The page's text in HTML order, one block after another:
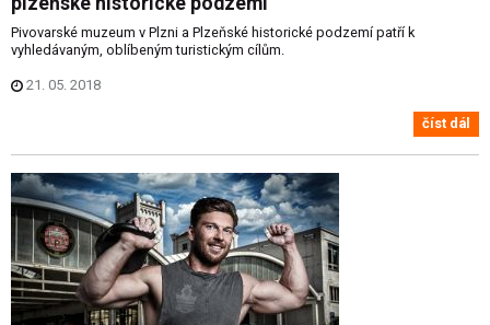
Pivovarské muzeum v Plzni a Plzeňské historické podzemí patří k
vyhledávaným, oblíbeným turistickým cílům.
21. 05. 2018
číst dál